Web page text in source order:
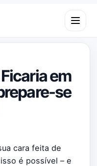
Abrir
em
se
cara feita de
é possível – e